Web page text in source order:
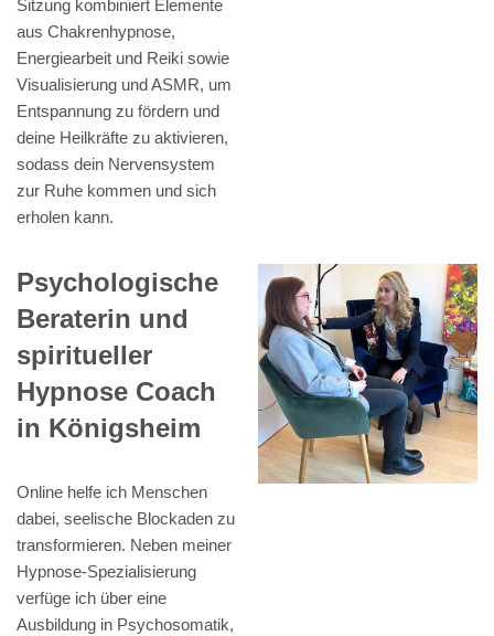
Sitzung kombiniert Elemente
aus Chakrenhypnose,
Energiearbeit und Reiki sowie
Visualisierung und ASMR, um
Entspannung zu fördern und
deine Heilkräfte zu aktivieren,
sodass dein Nervensystem
zur Ruhe kommen und sich
erholen kann.
Psychologische
Beraterin und
spiritueller
Hypnose Coach
in Königsheim
Online helfe ich Menschen
dabei, seelische Blockaden zu
transformieren. Neben meiner
Hypnose-Spezialisierung
verfüge ich über eine
Ausbildung in Psychosomatik,